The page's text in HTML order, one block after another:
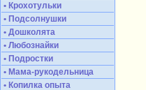
• Крохотульки
• Подсолнушки
• Дошколята
• Любознайки
• Подростки
• Мама-рукодельница
• Копилка опыта